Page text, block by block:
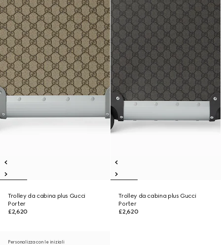
Trolley da cabina plus Gucci
Porter
£2,620
Trolley da cabina plus Gucci
Porter
£2,620
Personalizza con le iniziali